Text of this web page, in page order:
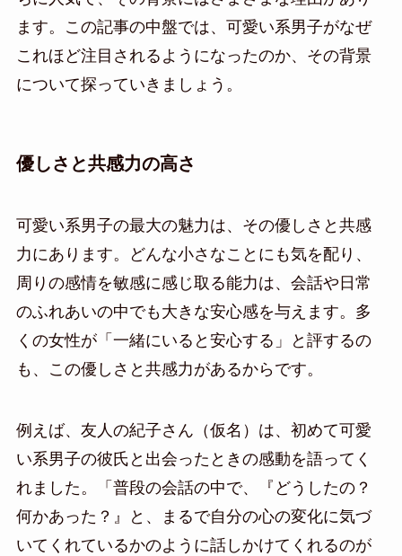
ます。この記事の中盤では、可愛い系男子がなぜ
これほど注目されるようになったのか、その背景
について探っていきましょう。
優しさと共感力の高さ
可愛い系男子の最大の魅力は、その優しさと共感
力にあります。どんな小さなことにも気を配り、
周りの感情を敏感に感じ取る能力は、会話や日常
のふれあいの中でも大きな安心感を与えます。多
くの女性が「一緒にいると安心する」と評するの
も、この優しさと共感力があるからです。
例えば、友人の紀子さん（仮名）は、初めて可愛
い系男子の彼氏と出会ったときの感動を語ってく
れました。「普段の会話の中で、『どうしたの？
何かあった？』と、まるで自分の心の変化に気づ
いてくれているかのように話しかけてくれるのが